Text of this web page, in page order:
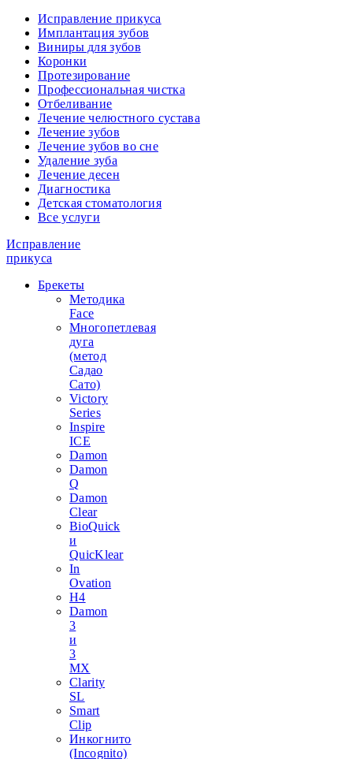
Исправление прикуса
Имплантация зубов
Виниры для зубов
Коронки
Протезирование
Профессиональная чистка
Отбеливание
Лечение челюстного сустава
Лечение зубов
Лечение зубов во сне
Удаление зуба
Лечение десен
Диагностика
Детская стоматология
Все услуги
Исправление
прикуса
Брекеты
Методика
Face
Многопетлевая
дуга
(метод
Садао
Сато)
Victory
Series
Inspire
ICE
Damon
Damon
Q
Damon
Clear
BioQuick
и
QuicKlear
In
Ovation
H4
Damon
3
и
3
MX
Clarity
SL
Smart
Clip
Инкогнито
(Incognito)